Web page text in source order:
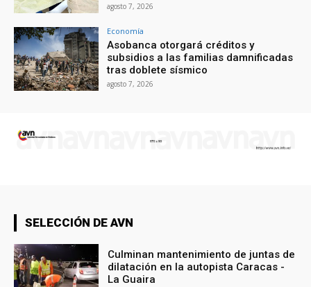
agosto 7, 2026
Economía
Asobanca otorgará créditos y
subsidios a las familias damnificadas
tras doblete sísmico
agosto 7, 2026
SELECCIÓN DE AVN
Culminan mantenimiento de juntas de
dilatación en la autopista Caracas -
La Guaira